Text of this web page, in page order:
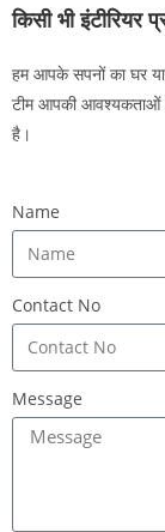
किसी भी
हम आपके सपनों का घर
टीम आपकी आवश्यकताओं के
है।
Name
Contact No
Message